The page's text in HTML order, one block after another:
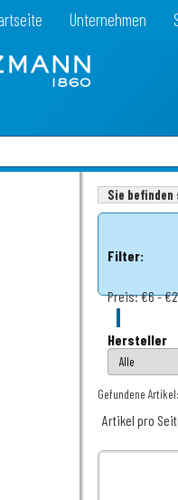
Unternehmen
Sie
Filter:
Preis:€6 -
Hersteller
Gefundene
Artikel pro